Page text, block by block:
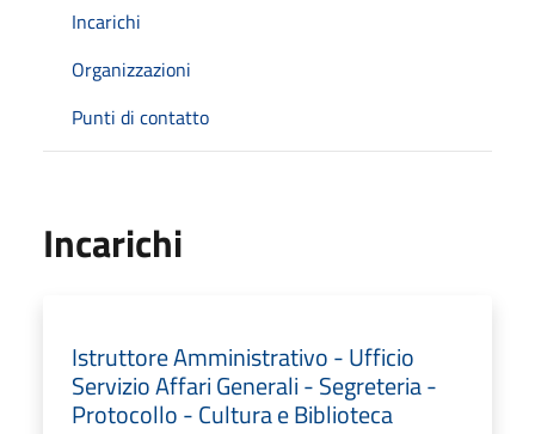
Incarichi
Organizzazioni
Punti di contatto
Incarichi
Istruttore Amministrativo - Ufficio
Servizio Affari Generali - Segreteria -
Protocollo - Cultura e Biblioteca